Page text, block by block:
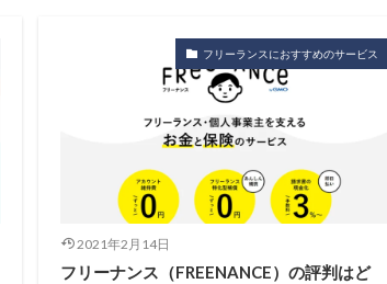
フリーランスにおすすめのサービス
2021年2月14日
フリーナンス（FREENANCE）の評判はど